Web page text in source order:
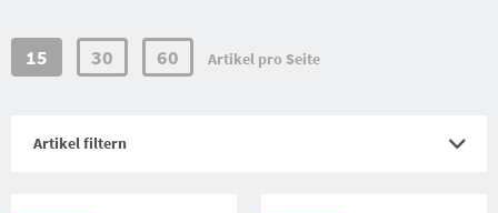
Artikel filtern
15 30 60 Artikel pro Seite